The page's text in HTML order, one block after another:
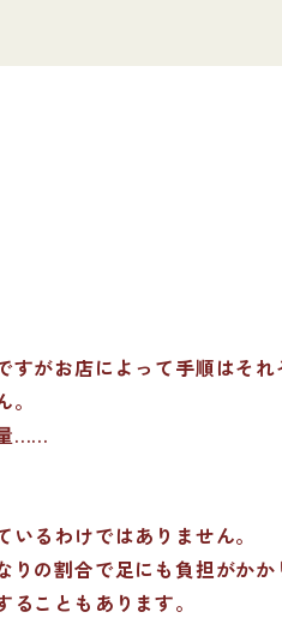
がお店によって手順はそれ
……
るわけではありません。
の割合で足にも負担がかか
こともあります。